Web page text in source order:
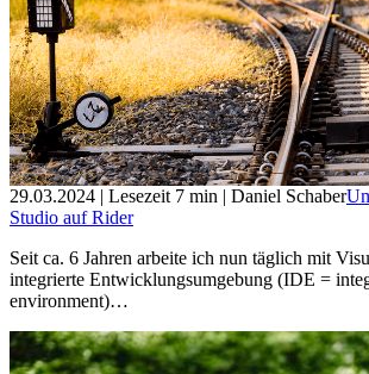
29.03.2024 | Lesezeit 7 min | Daniel Schaber
Studio auf Rider
Seit ca. 6 Jahren arbeite ich nun täglich mit
integrierte Entwicklungsumgebung (IDE =
environment)…